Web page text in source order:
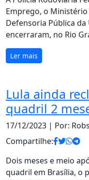
Emprego, o
Defensoria Pública da
encerraram, no Rio
Ler mais
Lula ainda
quadril 2
17/12/2023 | Por:
Compartilhe:
Dois meses e meio
quadril em Brasília, o